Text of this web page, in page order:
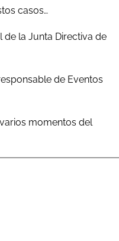
casos…
de la Junta Directiva de
de Eventos
momentos del